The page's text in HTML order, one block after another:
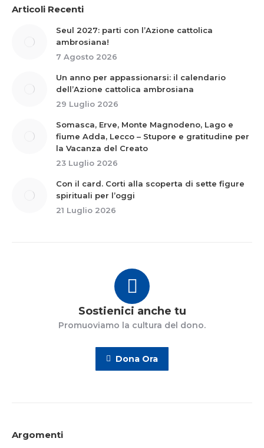
Articoli Recenti
Seul 2027: parti con l’Azione cattolica
ambrosiana!
7 Agosto 2026
Un anno per appassionarsi: il calendario
dell’Azione cattolica ambrosiana
29 Luglio 2026
Somasca, Erve, Monte Magnodeno, Lago e
fiume Adda, Lecco – Stupore e gratitudine per
la Vacanza del Creato
23 Luglio 2026
Con il card. Corti alla scoperta di sette figure
spirituali per l’oggi
21 Luglio 2026
Sostienici anche tu
Promuoviamo la cultura del dono.
Dona Ora
Argomenti